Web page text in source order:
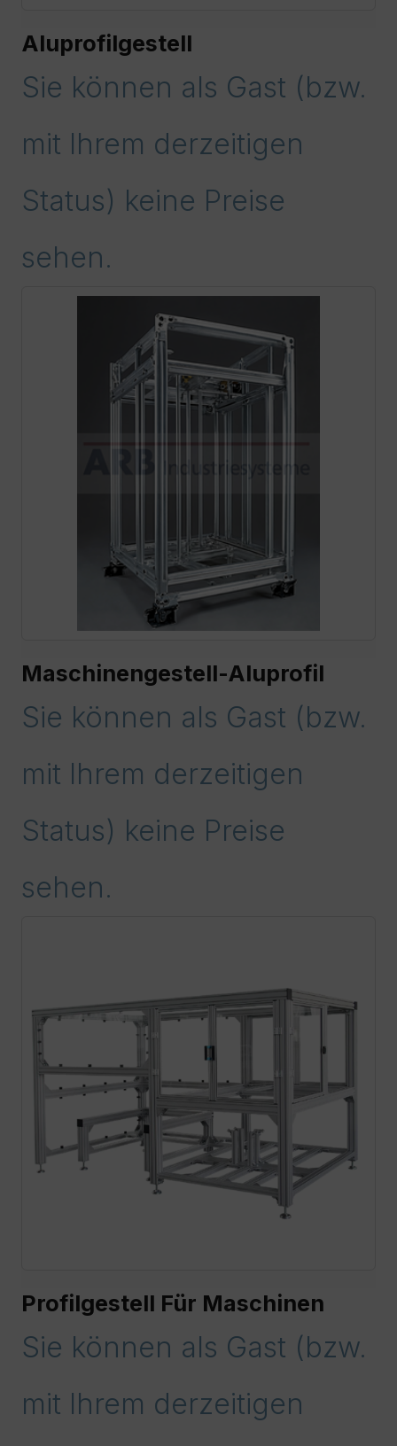
Aluprofilgestell
Sie können als Gast (bzw.
mit Ihrem derzeitigen
Status) keine Preise
sehen.
Maschinengestell-Aluprofil
Sie können als Gast (bzw.
mit Ihrem derzeitigen
Status) keine Preise
sehen.
Profilgestell Für Maschinen
Sie können als Gast (bzw.
mit Ihrem derzeitigen